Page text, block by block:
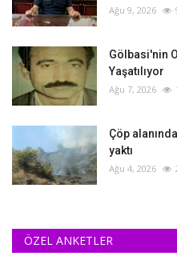
Ağu 9, 2026
Gölbasi'nin
Yaşatılıyor
Ağu 7, 2026
Çöp
yaktı
Ağu 4, 2026
ÖZEL ANKETLER